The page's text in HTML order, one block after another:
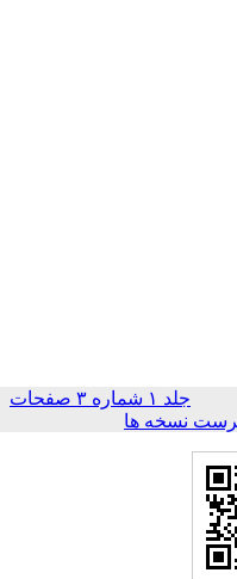
جلد ۱ شماره ۳ صفحات